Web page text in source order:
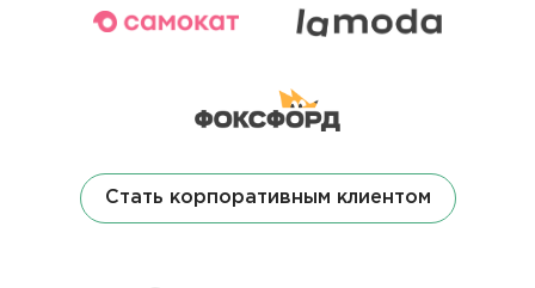
Стать корпоративным клиентом